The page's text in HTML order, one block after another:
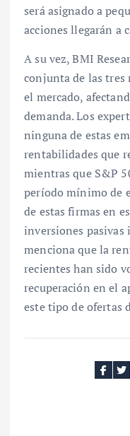
será asignado a
acciones llegarán a
A su vez, BMI
conjunta de las tres
el mercado,
demanda. Los
ninguna de estas
rentabilidades que
mientras que S&P
período mínimo de
de estas firmas en
inversiones pasivas
menciona que la
recientes han sido
recuperación en el
este tipo de ofertas